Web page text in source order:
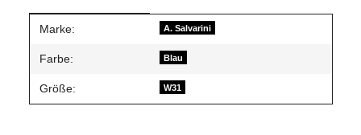
Produkteigenschaft
Wert
Marke: A. Salvarini
Farbe: Blau
Größe: W31